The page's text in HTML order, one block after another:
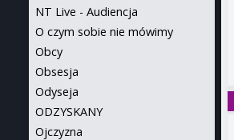
NT Live - Audiencja
O czym sobie nie mówimy
Obcy
Obsesja
Odyseja
ODZYSKANY
Ojczyzna